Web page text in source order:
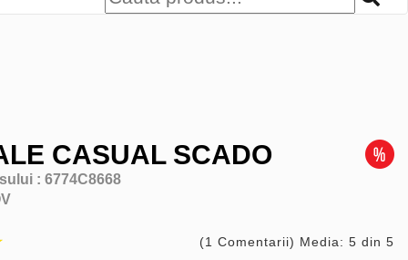
CASUAL SCADO
: 6774C8668
(1 Comentarii) Media: 5 din 5